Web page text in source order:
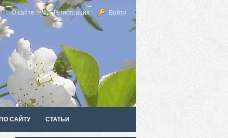
О сайте Регистрация Войти
САЙТУ СТАТЬИ